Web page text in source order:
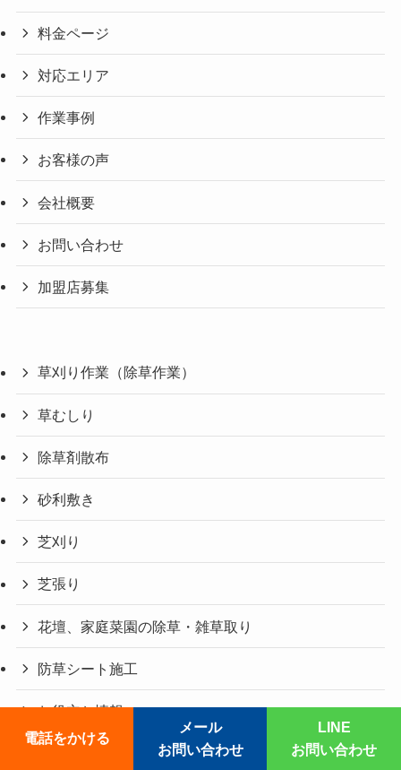
料金ページ
対応エリア
作業事例
お客様の声
会社概要
お問い合わせ
加盟店募集
草刈り作業（除草作業）
草むしり
除草剤散布
砂利敷き
芝刈り
芝張り
花壇、家庭菜園の除草・雑草取り
防草シート施工
お役立ち情報
電話をかける
メール
お問い合わせ
LINE
お問い合わせ